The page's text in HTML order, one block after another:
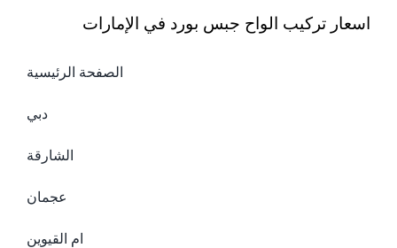
اسعار تركيب الواح جبس بورد في الإمارات
الصفحة الرئيسية
دبي
الشارقة
عجمان
ام القيوين